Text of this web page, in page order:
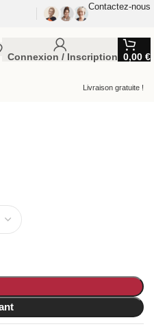
Contactez-nous
Connexion / Inscription 0,00 €
Livraison gratuite !